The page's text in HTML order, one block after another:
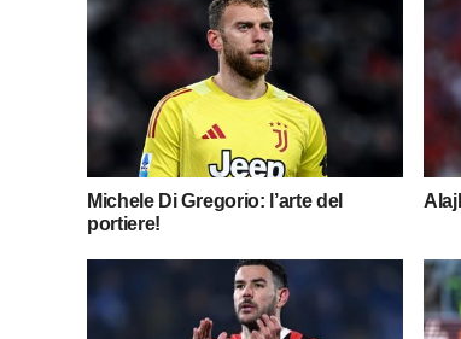
Michele Di Gregorio: l’arte del
portiere!